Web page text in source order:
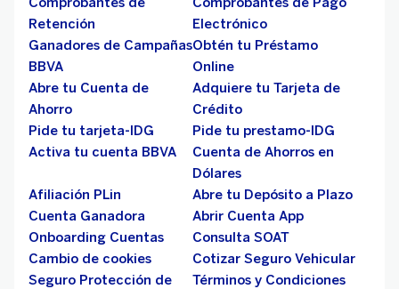
Retención
Electrónico
Ganadores de Campañas
BBVA
Obtén tu Préstamo
Online
Abre tu Cuenta de
Ahorro
Adquiere tu Tarjeta de
Crédito
Pide tu tarjeta-IDG
Pide tu prestamo-IDG
Activa tu cuenta BBVA
Cuenta de Ahorros en
Dólares
Afiliación PLin
Abre tu Depósito a Plazo
Cuenta Ganadora
Abrir Cuenta App
Onboarding Cuentas
Consulta SOAT
Cambio de cookies
Cotizar Seguro Vehicular
Seguro Protección de
Términos y Condiciones